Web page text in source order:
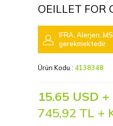
OEILLET FOR
IFRA, Alerjen,
gerekmektedir.
Ürün Kodu : 4138348
15.65 USD
745,92 TL +